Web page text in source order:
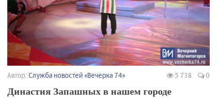
Автор: Служба новостей «Вечерка 74» 5 738 0
Династия Запашных в нашем городе